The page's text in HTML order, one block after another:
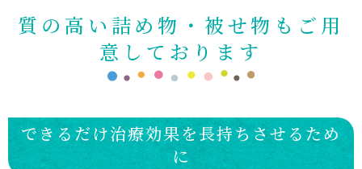
質の高い詰め物・被せ物もご用
意しております
できるだけ治療効果を長持ちさせるため
に